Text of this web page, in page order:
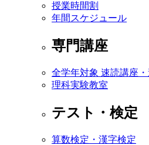
授業時間割
年間スケジュール
専門講座
全学年対象 速読講座
理科実験教室
テスト・検定
算数検定・漢字検定